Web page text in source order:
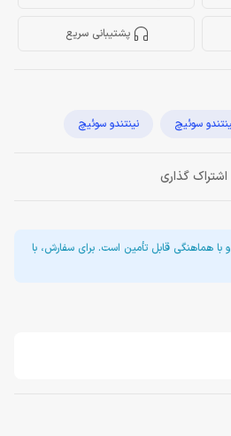
پشتیبانی سریع
سوئیچ نینتندو سوئیچ
اشتراک گذاری
هماهنگی قابل تأمین است. برای سفارش، با